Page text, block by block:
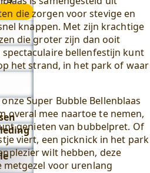
die zorgen voor stevige en
knappen. Met zijn krachtige
die groter zijn dan ooit
bellenfestijn kunt
het strand, in het park of waar
Super Bubble Bellenblaas
overal mee naartoe te nemen,
genieten van bubbelpret. Of
viert, een picknick in het park
wilt hebben, deze
metgezel voor urenlang